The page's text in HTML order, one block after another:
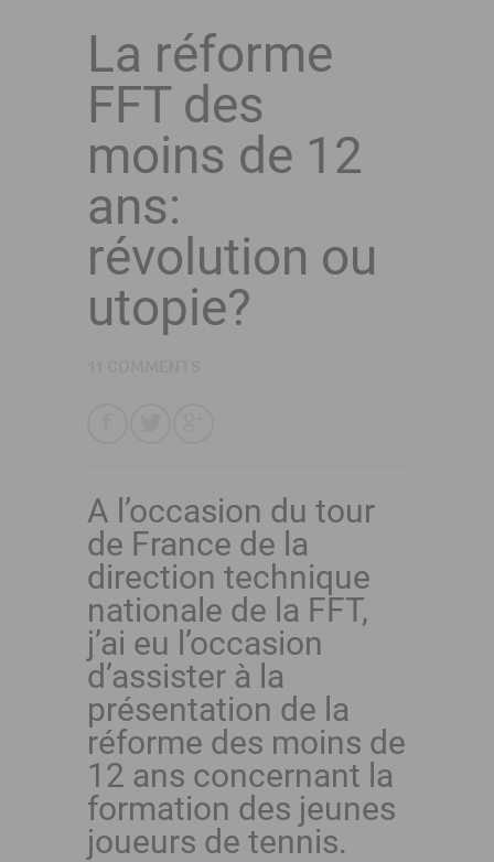
La réforme
FFT des
moins de 12
ans:
révolution ou
utopie?
A l’occasion du tour
de France de la
direction technique
nationale de la FFT,
j’ai eu l’occasion
d’assister à la
présentation de la
réforme des moins de
12 ans concernant la
formation des jeunes
joueurs de tennis.